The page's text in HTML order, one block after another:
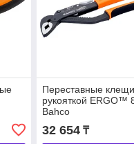
Переставные
рукояткой ERGO™
Bahco
32 654₸